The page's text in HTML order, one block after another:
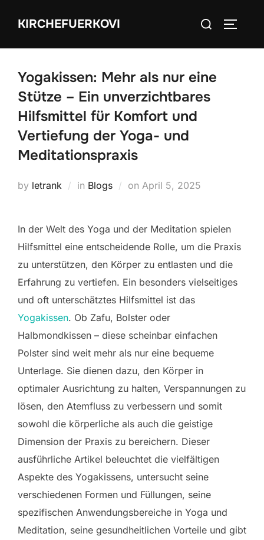
KIRCHEFUERKOVI
Search
Yogakissen: Mehr als nur eine
Stütze – Ein unverzichtbares
Hilfsmittel für Komfort und
Vertiefung der Yoga- und
Meditationspraxis
by letrank in Blogs on Posted
April 5, 2025
In der Welt des Yoga und der Meditation spielen
Hilfsmittel eine entscheidende Rolle, um die Praxis
zu unterstützen, den Körper zu entlasten und die
Erfahrung zu vertiefen. Ein besonders vielseitiges
und oft unterschätztes Hilfsmittel ist das
Yogakissen. Ob Zafu, Bolster oder
Halbmondkissen – diese scheinbar einfachen
Polster sind weit mehr als nur eine bequeme
Unterlage. Sie dienen dazu, den Körper in
optimaler Ausrichtung zu halten, Verspannungen zu
lösen, den Atemfluss zu verbessern und somit
sowohl die körperliche als auch die geistige
Dimension der Praxis zu bereichern. Dieser
ausführliche Artikel beleuchtet die vielfältigen
Aspekte des Yogakissens, untersucht seine
verschiedenen Formen und Füllungen, seine
spezifischen Anwendungsbereiche in Yoga und
Meditation, seine gesundheitlichen Vorteile und gibt